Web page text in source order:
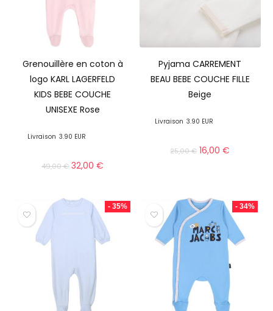
Grenouillère en coton à
logo KARL LAGERFELD
KIDS BEBE COUCHE
UNISEXE Rose
Livraison 3.90 EUR
49,00€ 32,00€
Pyjama CARREMENT
BEAU BEBE COUCHE FILLE
Beige
Livraison 3.90 EUR
25,00€ 16,00€
- 35% - 34%